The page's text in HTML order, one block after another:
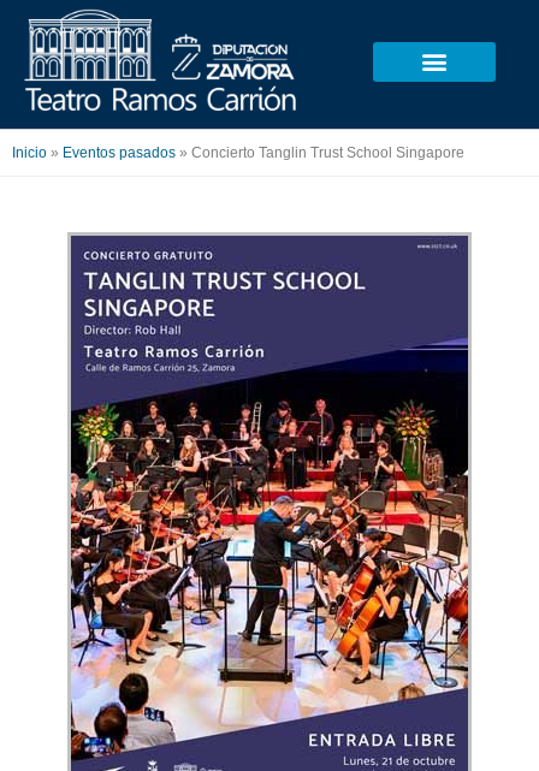
contenido
Inicio » Eventos pasados » Concierto Tanglin Trust School Singapore